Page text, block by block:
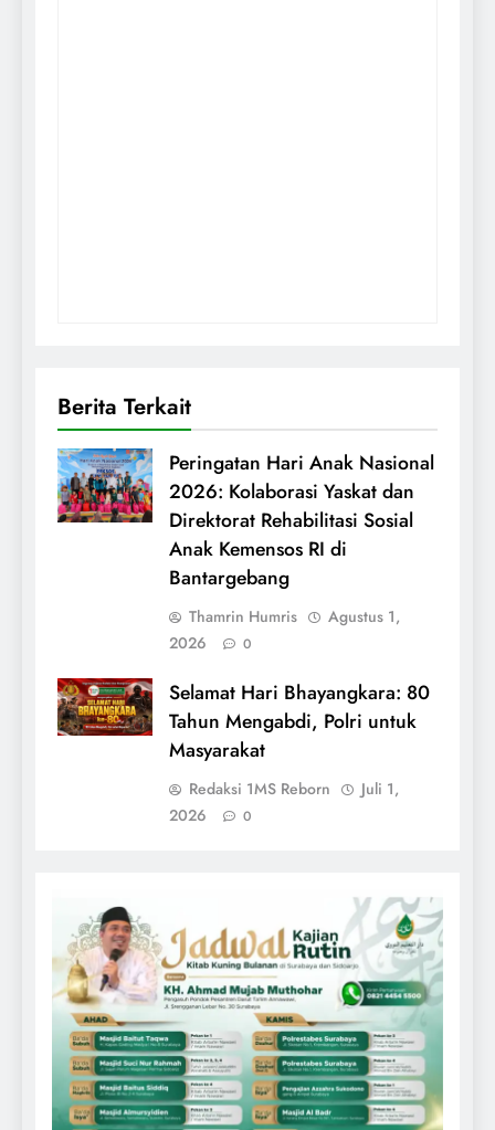
Berita Terkait
Peringatan Hari Anak Nasional
2026: Kolaborasi Yaskat dan
Direktorat Rehabilitasi Sosial
Anak Kemensos RI di
Bantargebang
Thamrin Humris
Agustus 1,
2026
0
Selamat Hari Bhayangkara: 80
Tahun Mengabdi, Polri untuk
Masyarakat
Redaksi 1MS Reborn
Juli 1,
2026
0